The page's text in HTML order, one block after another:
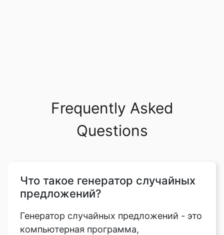
Frequently Asked
Questions
Что такое генератор случайных
предложений?
Генератор случайных предложений - это
компьютерная программа,